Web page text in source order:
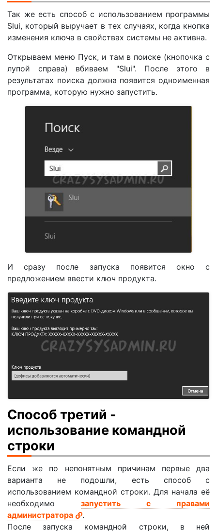
Так же есть способ с использованием программы
Slui, который выручает в тех случаях, когда кнопка
изменения ключа в свойствах системы не активна.
Открываем меню Пуск, и там в поиске (кнопочка с
лупой справа) вбиваем "Slui". После этого в
результатах поиска должна появится одноименная
программа, которую нужно запустить.
И сразу после запуска появится окно с
предложением ввести ключ продукта.
Способ третий -
использование командной
строки
Если же по непонятным причинам первые два
варианта не подошли, есть способ с
использованием командной строки. Для начала её
необходимо запустить с правами
администратора
.
После запуска командной строки, в ней